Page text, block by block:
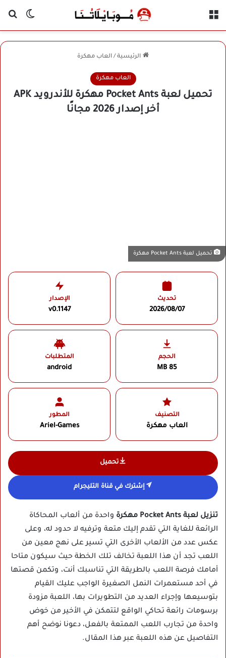
الوضع
الرئيسية / العاب مهكرة
العاب مهكرة
تحميل لعبة Pocket Ants مهكرة للأندرويد APK
أخر إصدار 2026 مجانًا
تحميل لعبة Pocket Ants مهكرة
تحديث
2026/08/07
الإصدار
v0.1147
الحجم
85 MB
المتطلبات
android
التصنيف
العاب مهكرة
المطور
Ariel-Games‏
تحميل
إشترك في قناة التليجرام
تنزيل لعبة Pocket Ants مهكرة
واحدة من ألعاب المحاكاة
الرائعة للغاية التي تقدم إليك متعة وترفيه لا حدود له، وعلى
عكس عدد من الألعاب الأخرى التي تسير على نهج معين من
اللعب تجد أن هذا اللعبة تخالف تلك الخطة حيث سيكون متاحا
أمامك فرصة اللعب بالطريقة التي تناسبك أنت، وتكمن قصتها
في أحد مستعمرات النمل الصغيرة الواجب عليك القيام
بتوسيعها وإجراء العديد من التطويرات بها، اللعبة مزودة
برسومات رائعة تحاكي الواقع لتتمكن في الأخير من خوض
واحدة من تجارب اللعب الممتعة بالفعل، دعونا نوضح أهم
التفاصيل عن هذه اللعبة عبر هذا المقال.